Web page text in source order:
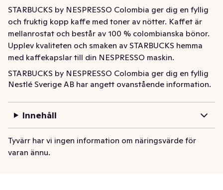
STARBUCKS by NESPRESSO Colombia ger dig en fyllig
och fruktig kopp kaffe med toner av nötter. Kaffet är
mellanrostat och består av 100 % colombianska bönor.
Upplev kvaliteten och smaken av STARBUCKS hemma
med kaffekapslar till din NESPRESSO maskin.
STARBUCKS by NESPRESSO Colombia ger dig en fyllig
och fruktig kopp kaffe med toner av nötter. Kaffet är
med kaffekapslar till din NESPRESSO maskin.
Nestlé Sverige AB har angett ovanstående information.
Innehåll
Tyvärr har vi ingen information om näringsvärde för
varan ännu.